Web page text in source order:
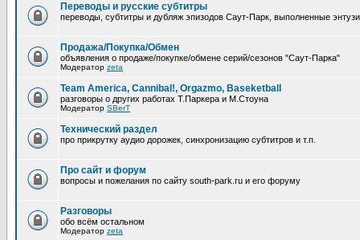
Переводы и русские субтитры
переводы, субтитры и дубляж эпизодов Саут-Парк, выполненные
Продажа/Покупка/Обмен
объявления о продаже/покупке/обмене серий/сезонов "Саут-Парка"
Модератор zeta
Team America, Cannibal!, Orgazmo, Baseketball
разговоры о других работах Т.Паркера и М.Стоуна
Модератор SBerT
Технический раздел
про прикрутку аудио дорожек, синхронизацию субтитров и т.п.
Про сайт и форум
вопросы и пожелания по сайту south-park.ru и его форуму
Pазговоры
обо всём остальном
Модератор zeta